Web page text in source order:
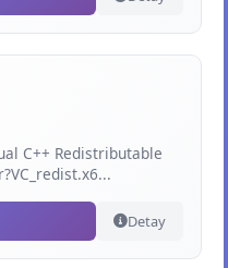
C++ Redistributable
Detay